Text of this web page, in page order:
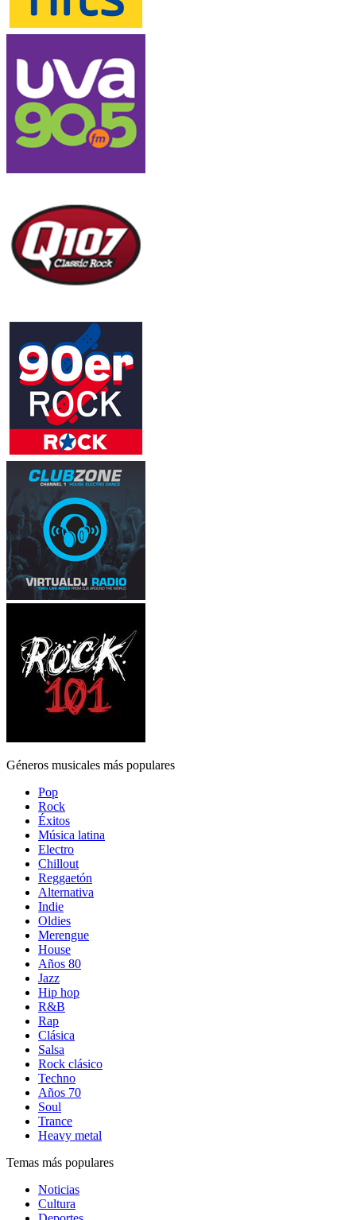
Géneros musicales más populares
Pop
Rock
Éxitos
Música latina
Electro
Chillout
Reggaetón
Alternativa
Indie
Oldies
Merengue
House
Años 80
Jazz
Hip hop
R&B
Rap
Clásica
Salsa
Rock clásico
Techno
Años 70
Soul
Trance
Heavy metal
Temas más populares
Noticias
Cultura